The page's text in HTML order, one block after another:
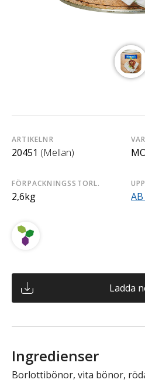
ARTIKELNR
20451 (Mellan)
FÖRPACKNINGSSTORL.
2,6kg
Ladda
Ingredienser
Borlottibönor, vita bönor,